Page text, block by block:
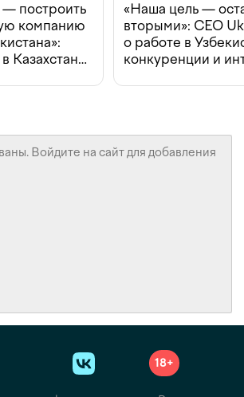
построить
компанию
Казахстане,
«Наша цель —
вторыми»: CEO
о работе в
конкуренции и
18+